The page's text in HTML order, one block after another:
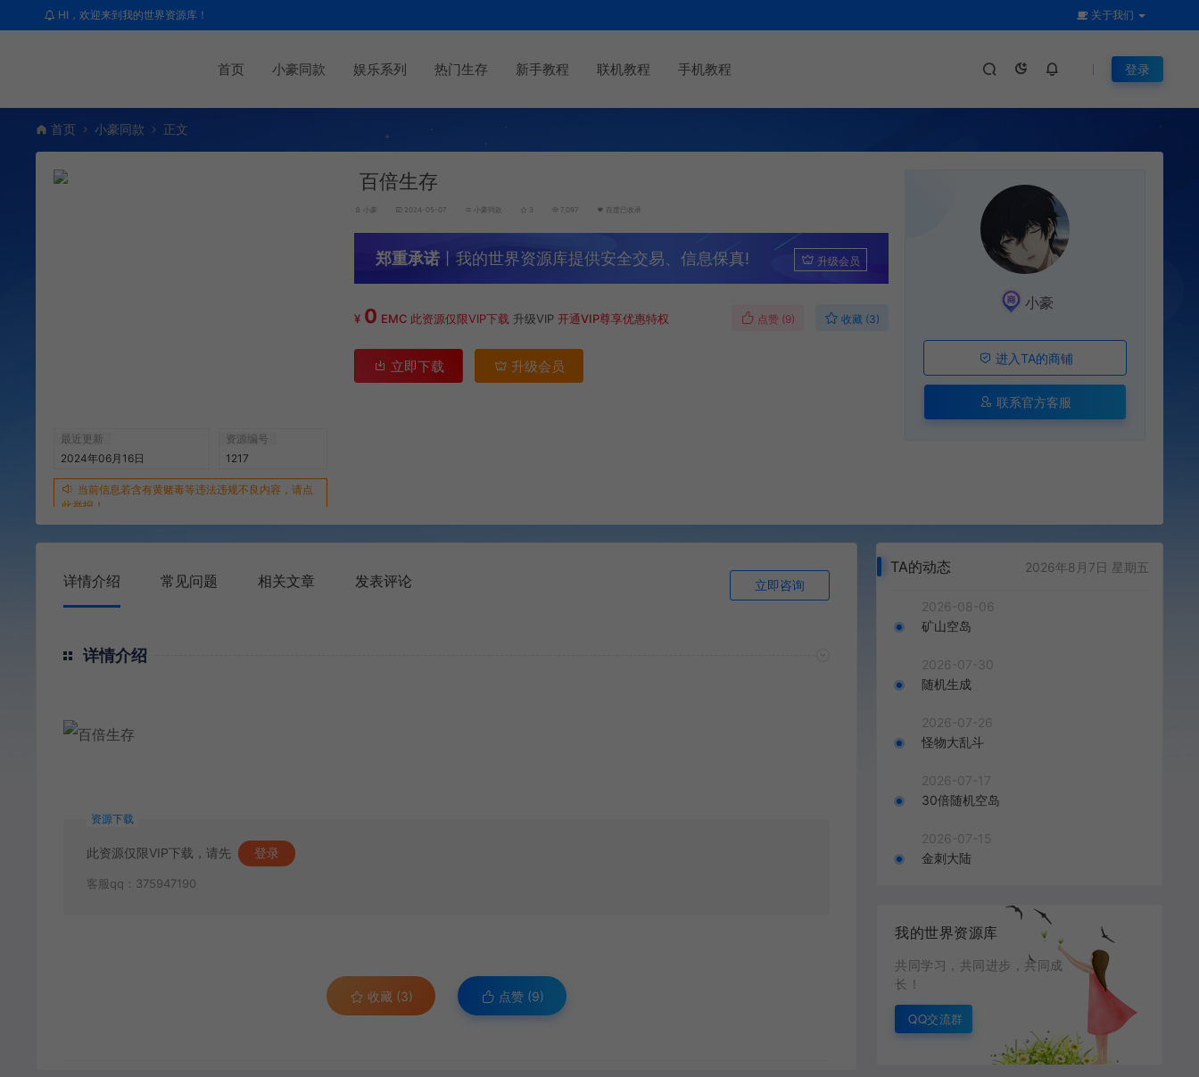
HI，欢迎来到我的世界资源库！ 关于我们
首页 小豪同款 娱乐系列 热门生存 新手教程 联机教程 手机教程 登录
首页 小豪同款 正文
最近更新
2024年06月16日
资源编号
1217
当前信息若含有黄赌毒等违法违规不良内容，请点
此举报！
百倍生存
小豪 2024-05-07 小豪同款 3 7,097 百度已收录
郑重承诺 丨我的世界资源库提供安全交易、信息保真! 升级会员
¥ 0 EMC 此资源仅限VIP下载 升级VIP 开通VIP尊享优惠特权 点赞 (9) 收藏 (3)
立即下载 升级会员
小豪
进入TA的商铺
联系官方客服
详情介绍 常见问题 相关文章 发表评论 立即咨询
详情介绍
资源下载
此资源仅限VIP下载，请先 登录
客服qq：375947190
收藏 (3) 点赞 (9)
TA的动态 2026年8月7日 星期五
2026-08-06
矿山空岛
2026-07-30
随机生成
2026-07-26
怪物大乱斗
2026-07-17
30倍随机空岛
2026-07-15
金刺大陆
我的世界资源库
共同学习，共同进步，共同成
长！
QQ交流群